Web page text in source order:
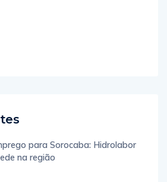
para Sorocaba: Hidrolabor
na região